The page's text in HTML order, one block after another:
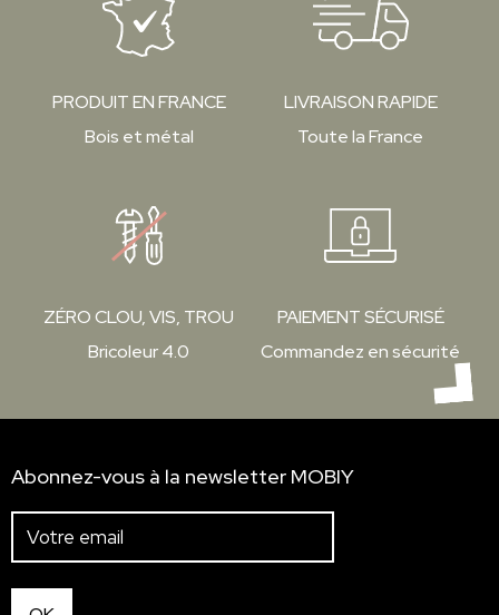
PRODUIT EN FRANCE
Bois et métal
LIVRAISON RAPIDE
Toute la France
ZÉRO CLOU, VIS, TROU
Bricoleur 4.0
PAIEMENT SÉCURISÉ
Commandez en sécurité
Abonnez-vous à la newsletter MOBIY